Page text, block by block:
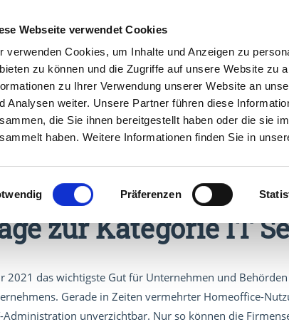
Webseite verwendet Cookies
verwenden Cookies, um Inhalte und Anzeigen zu
zu können und die Zugriffe auf unsere Website zu
zu Ihrer Verwendung unserer Website an
Analysen weiter. Unsere Partner führen diese
die Sie ihnen bereitgestellt haben oder die sie
haben. Weitere Informationen finden Sie in
Präferenzen
VPN IT Security
zur Kategorie IT
2021 das wichtigste Gut für Unternehmen und
Gerade in Zeiten vermehrter Homeoffice-
Administration unverzichtbar. Nur so können die